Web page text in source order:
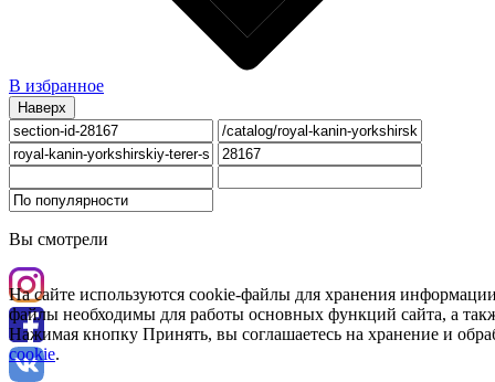
В избранное
Наверх
Вы смотрели
На сайте используются cookie-файлы для хранения
файлы необходимы для работы основных функций сайта, а
Нажимая кнопку Принять, вы соглашаетесь на хранение и
cookie.